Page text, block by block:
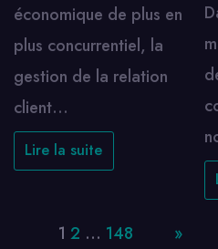
économique de plus en
plus concurrentiel, la
gestion de la relation
client…
Lire la suite
1 2 … 148 »